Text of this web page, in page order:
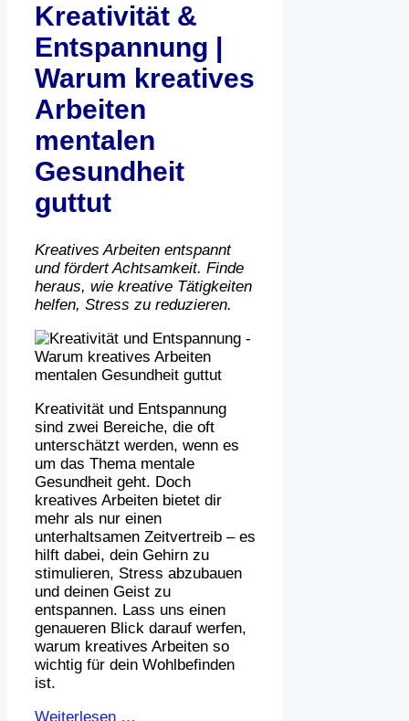
Kreativität &
Entspannung |
Warum kreatives
Arbeiten
mentalen
Gesundheit
guttut
Kreatives Arbeiten entspannt
und fördert Achtsamkeit. Finde
heraus, wie kreative Tätigkeiten
helfen, Stress zu reduzieren.
Kreativität und Entspannung
sind zwei Bereiche, die oft
unterschätzt werden, wenn es
um das Thema mentale
Gesundheit geht. Doch
kreatives Arbeiten bietet dir
mehr als nur einen
unterhaltsamen Zeitvertreib – es
hilft dabei, dein Gehirn zu
stimulieren, Stress abzubauen
und deinen Geist zu
entspannen. Lass uns einen
genaueren Blick darauf werfen,
warum kreatives Arbeiten so
wichtig für dein Wohlbefinden
ist.
Weiterlesen …